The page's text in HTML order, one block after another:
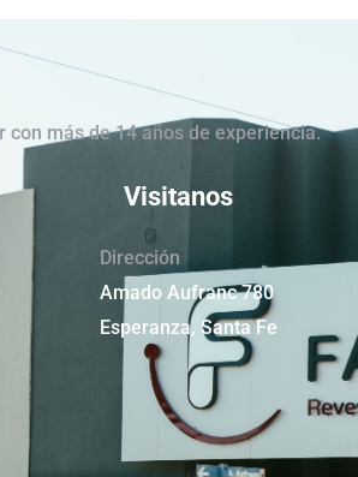
con más de 14 años de experiencia.
Visitanos
Dirección
Amado Aufranc 780
Esperanza, Santa Fe